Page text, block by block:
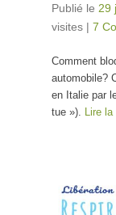
Publié le 29
visites | 7
Comment
automobile?
en Italie par
tue »). Lire